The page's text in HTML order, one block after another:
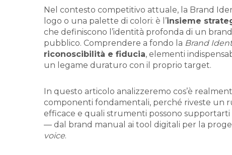
Nel contesto competitivo attuale, la Brand
logo o una palette di colori: è l’insieme
che definiscono l’identità profonda di un
pubblico. Comprendere a fondo la Brand
riconoscibilità e fiducia, elementi
un legame duraturo con il proprio target.
In questo articolo analizzeremo cos’è
componenti fondamentali, perché riveste un
efficace e quali strumenti possono
— dal brand manual ai tool digitali per la
voice.